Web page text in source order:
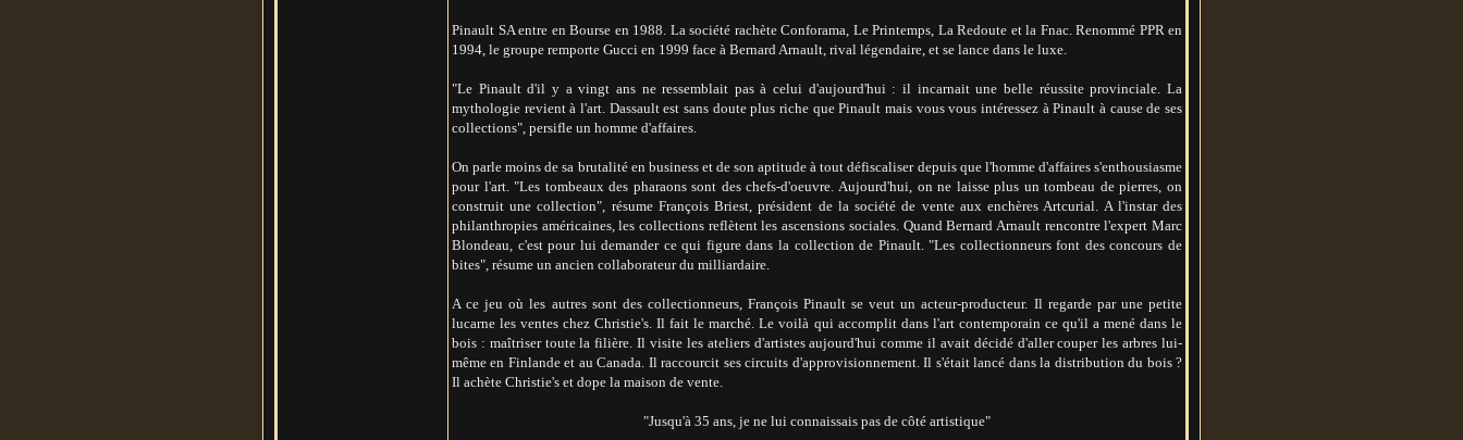
Pinault SA entre en Bourse en 1988. La société rachète Conforama, Le Printemps, La Redoute et la Fnac. Renommé PPR en
1994, le groupe remporte Gucci en 1999 face à Bernard Arnault, rival légendaire, et se lance dans le luxe.
"Le Pinault d'il y a vingt ans ne ressemblait pas à celui d'aujourd'hui : il incarnait une belle réussite provinciale. La
mythologie revient à l'art. Dassault est sans doute plus riche que Pinault mais vous vous intéressez à Pinault à cause de ses
collections", persifle un homme d'affaires.
On parle moins de sa brutalité en business et de son aptitude à tout défiscaliser depuis que l'homme d'affaires s'enthousiasme
pour l'art. "Les tombeaux des pharaons sont des chefs-d'oeuvre. Aujourd'hui, on ne laisse plus un tombeau de pierres, on
construit une collection", résume François Briest, président de la société de vente aux enchères Artcurial. A l'instar des
philanthropies américaines, les collections reflètent les ascensions sociales. Quand Bernard Arnault rencontre l'expert Marc
Blondeau, c'est pour lui demander ce qui figure dans la collection de Pinault. "Les collectionneurs font des concours de
bites", résume un ancien collaborateur du milliardaire.
A ce jeu où les autres sont des collectionneurs, François Pinault se veut un acteur-producteur. Il regarde par une petite
lucarne les ventes chez Christie's. Il fait le marché. Le voilà qui accomplit dans l'art contemporain ce qu'il a mené dans le
bois : maîtriser toute la filière. Il visite les ateliers d'artistes aujourd'hui comme il avait décidé d'aller couper les arbres lui-
même en Finlande et au Canada. Il raccourcit ses circuits d'approvisionnement. Il s'était lancé dans la distribution du bois ?
Il achète Christie's et dope la maison de vente.
"Jusqu'à 35 ans, je ne lui connaissais pas de côté artistique"